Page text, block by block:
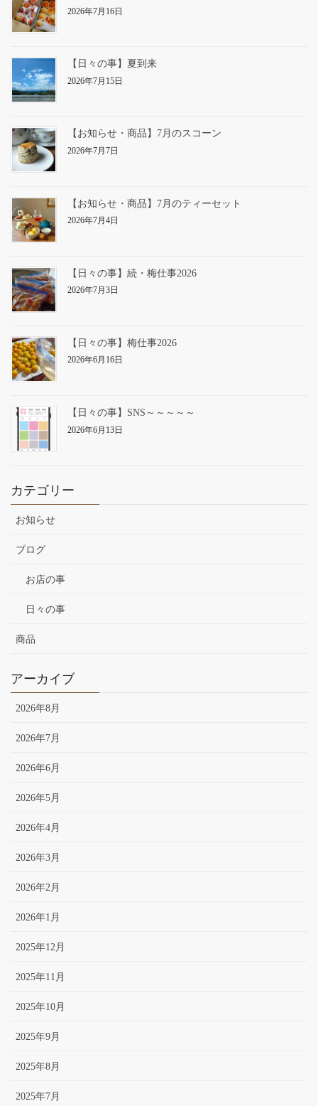
2026年7月16日
【日々の事】夏到来
2026年7月15日
【お知らせ・商品】7月のスコーン
2026年7月7日
【お知らせ・商品】7月のティーセット
2026年7月4日
【日々の事】続・梅仕事2026
2026年7月3日
【日々の事】梅仕事2026
2026年6月16日
【日々の事】SNS～～～～～
2026年6月13日
カテゴリー
お知らせ
ブログ
お店の事
日々の事
商品
アーカイブ
2026年8月
2026年7月
2026年6月
2026年5月
2026年4月
2026年3月
2026年2月
2026年1月
2025年12月
2025年11月
2025年10月
2025年9月
2025年8月
2025年7月